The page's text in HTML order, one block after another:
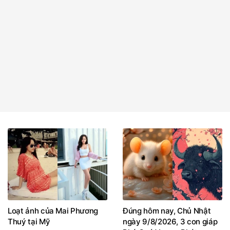
Loạt ảnh của Mai Phương
Thuý tại Mỹ
Đúng hôm nay, Chủ Nhật
ngày 9/8/2026, 3 con giáp